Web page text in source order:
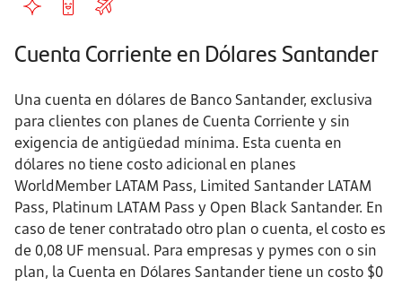
Cuenta Corriente en Dólares Santander
Una cuenta en dólares de Banco Santander, exclusiva
para clientes con planes de Cuenta Corriente y sin
exigencia de antigüedad mínima. Esta cuenta en
dólares no tiene costo adicional en planes
WorldMember LATAM Pass, Limited Santander LATAM
Pass, Platinum LATAM Pass y Open Black Santander. En
caso de tener contratado otro plan o cuenta, el costo es
de 0,08 UF mensual. Para empresas y pymes con o sin
plan, la Cuenta en Dólares Santander tiene un costo $0